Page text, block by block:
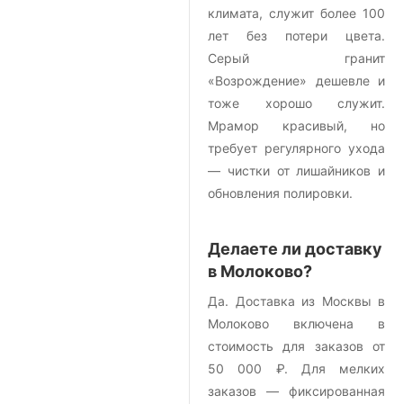
климата, служит более 100
лет без потери цвета.
Серый гранит
«Возрождение» дешевле и
тоже хорошо служит.
Мрамор красивый, но
требует регулярного ухода
— чистки от лишайников и
обновления полировки.
Делаете ли доставку
в Молоково?
Да. Доставка из Москвы в
Молоково включена в
стоимость для заказов от
50 000 ₽. Для мелких
заказов — фиксированная